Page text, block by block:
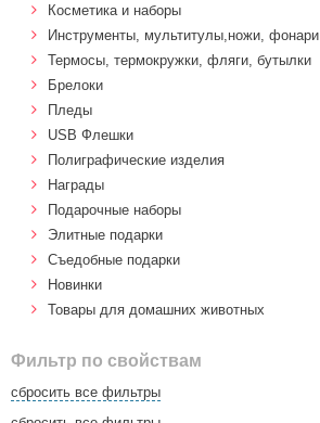
Косметика и наборы
Инструменты, мультитулы,ножи, фонари
Термосы, термокружки, фляги, бутылки
Брелоки
Пледы
USB Флешки
Полиграфические изделия
Награды
Подарочные наборы
Элитные подарки
Cъедобные подарки
Новинки
Товары для домашних животных
Фильтр по свойствам
сбросить все фильтры